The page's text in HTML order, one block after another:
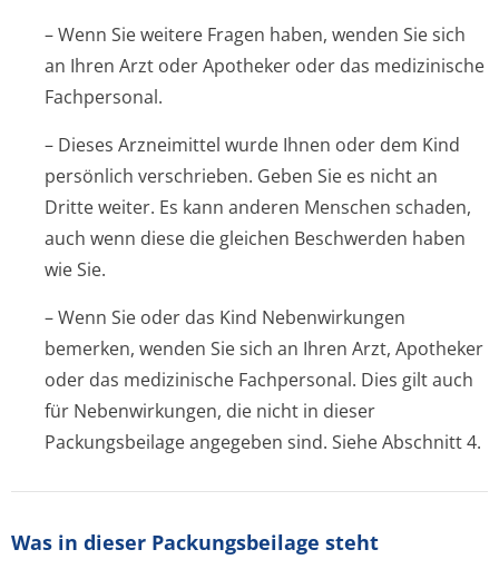
– Wenn Sie weitere Fragen haben, wenden Sie sich
an Ihren Arzt oder Apotheker oder das medizinische
Fachpersonal.
– Dieses Arzneimittel wurde Ihnen oder dem Kind
persönlich verschrieben. Geben Sie es nicht an
Dritte weiter. Es kann anderen Menschen schaden,
auch wenn diese die gleichen Beschwerden haben
wie Sie.
– Wenn Sie oder das Kind Nebenwirkungen
bemerken, wenden Sie sich an Ihren Arzt, Apotheker
oder das medizinische Fachpersonal. Dies gilt auch
für Nebenwirkungen, die nicht in dieser
Packungsbeilage angegeben sind. Siehe Abschnitt 4.
Was in dieser Packungsbeilage steht